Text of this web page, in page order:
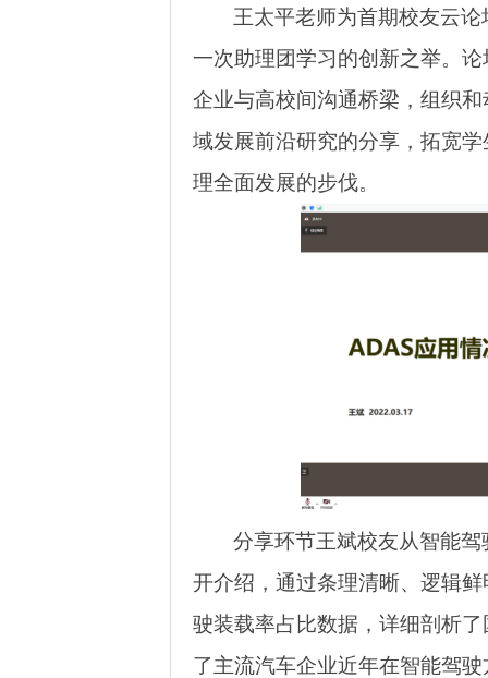
王太平老师为首期校友云
一次助理团学习的创新之举。
企业与高校间沟通桥梁，组织
域发展前沿研究的分享，拓宽
理全面发展的步伐。
分享环节王斌校友从智能
开介绍，通过条理清晰、逻辑
驶装载率占比数据，详细剖析
了主流汽车企业近年在智能驾